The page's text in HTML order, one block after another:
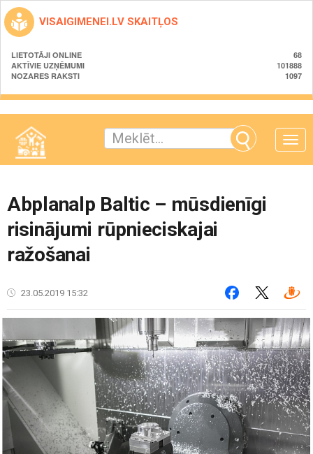
VISAIGIMENEI.LV SKAITĻOS
LIETOTĀJI ONLINE
68
AKTĪVIE UZŅĒMUMI
101888
NOZARES RAKSTI
1097
Toggle
Abplanalp Baltic – mūsdienīgi
risinājumi rūpnieciskajai
ražošanai
23.05.2019 15:32